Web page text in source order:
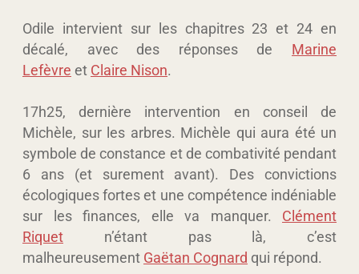
Odile intervient sur les chapitres 23 et 24 en
décalé, avec des réponses de Marine
Lefèvre et Claire Nison.
17h25, dernière intervention en conseil de
Michèle, sur les arbres. Michèle qui aura été un
symbole de constance et de combativité pendant
6 ans (et surement avant). Des convictions
écologiques fortes et une compétence indéniable
sur les finances, elle va manquer. Clément
Riquet n’étant pas là, c’est
malheureusement Gaëtan Cognard qui répond.